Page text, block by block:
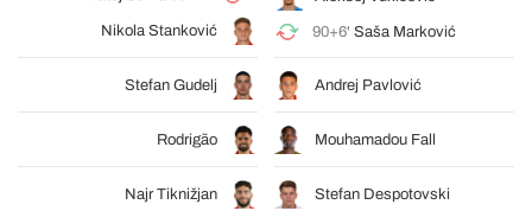
Nikola Stanković 90+6' Saša Marković
Stefan Gudelj Andrej Pavlović
Rodrigão Mouhamadou Fall
Najr Tiknižjan Stefan Despotovski